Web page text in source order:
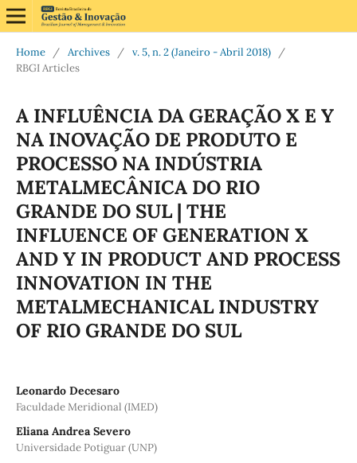
Home / Archives / v. 5, n. 2 (Janeiro - Abril 2018)
/
RBGI Articles
A INFLUÊNCIA DA GERAÇÃO X E Y
NA INOVAÇÃO DE PRODUTO E
PROCESSO NA INDÚSTRIA
METALMECÂNICA DO RIO
GRANDE DO SUL | THE
INFLUENCE OF GENERATION X
AND Y IN PRODUCT AND PROCESS
INNOVATION IN THE
METALMECHANICAL INDUSTRY
OF RIO GRANDE DO SUL
Leonardo Decesaro
Faculdade Meridional (IMED)
Eliana Andrea Severo
Universidade Potiguar (UNP)